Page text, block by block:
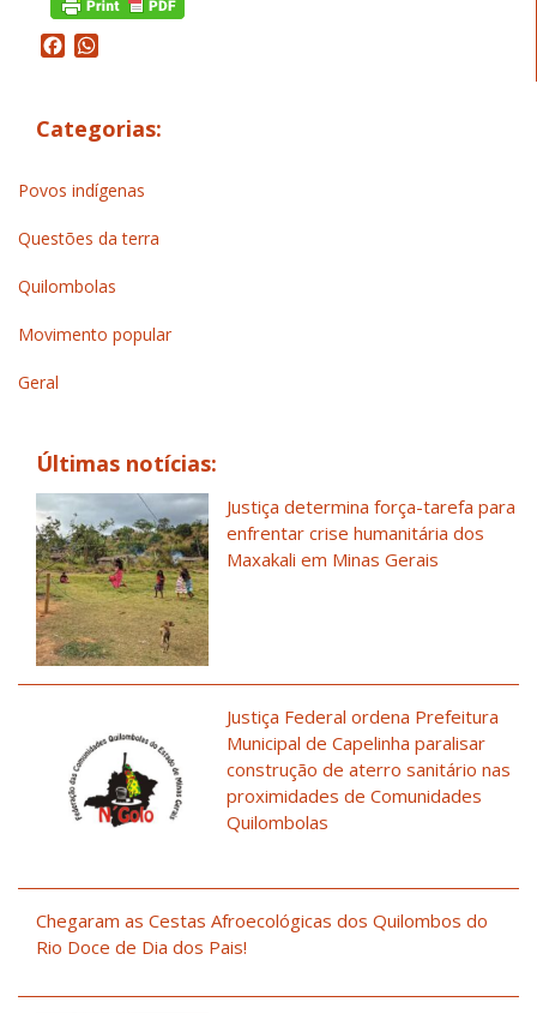
Facebook
Categorias:
Povos indígenas
Questões da terra
Quilombolas
Movimento popular
Geral
Últimas notícias:
Justiça determina força-tarefa para
enfrentar crise humanitária dos
Maxakali em Minas Gerais
Justiça Federal ordena Prefeitura
Municipal de Capelinha paralisar
construção de aterro sanitário nas
proximidades de Comunidades
Quilombolas
Chegaram as Cestas Afroecológicas dos Quilombos do
Rio Doce de Dia dos Pais!